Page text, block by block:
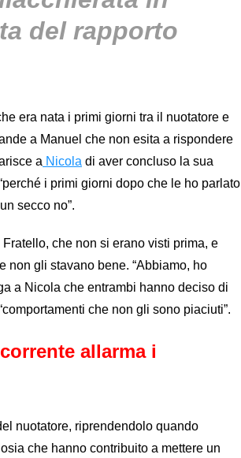
del rapporto
era nata i primi giorni tra il nuotatore e
a Manuel che non esita a rispondere
a Nicola di aver concluso la sua
i primi giorni dopo che le ho parlato
secco no”.
che non si erano visti prima, e
non gli stavano bene. “Abbiamo, ho
a Nicola che entrambi hanno deciso di
che non gli sono piaciuti”.
allarma i
nuotatore, riprendendolo quando
che hanno contribuito a mettere un